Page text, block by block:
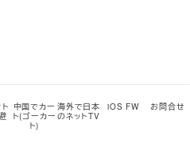
中国でカー
ト(ゴーカー
ト)
海外で日本
のネットTV
iOS FW お問合せ